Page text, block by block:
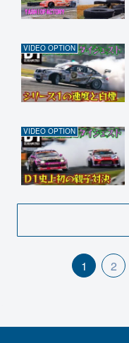
VIDEO OPTION
VIDEO OPTION
1 2